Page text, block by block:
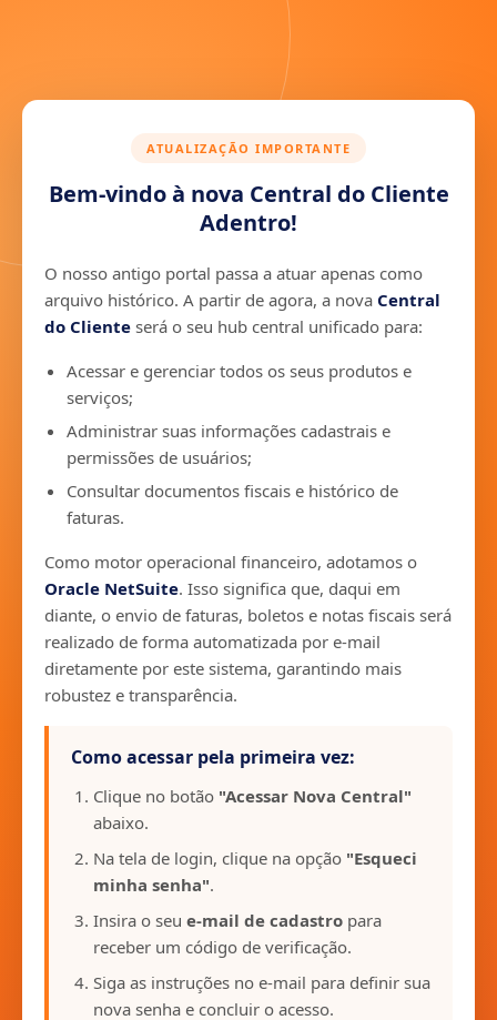
ATUALIZAÇÃO IMPORTANTE
Bem-vindo à nova Central do Cliente
Adentro!
O nosso antigo portal passa a atuar apenas como
arquivo histórico. A partir de agora, a nova Central
do Cliente será o seu hub central unificado para:
Acessar e gerenciar todos os seus produtos e
serviços;
Administrar suas informações cadastrais e
permissões de usuários;
Consultar documentos fiscais e histórico de
faturas.
Como motor operacional financeiro, adotamos o
Oracle NetSuite. Isso significa que, daqui em
diante, o envio de faturas, boletos e notas fiscais será
realizado de forma automatizada por e-mail
diretamente por este sistema, garantindo mais
robustez e transparência.
Como acessar pela primeira vez:
Clique no botão "Acessar Nova Central"
abaixo.
Na tela de login, clique na opção "Esqueci
minha senha".
Insira o seu e-mail de cadastro para
receber um código de verificação.
Siga as instruções no e-mail para definir sua
nova senha e concluir o acesso.